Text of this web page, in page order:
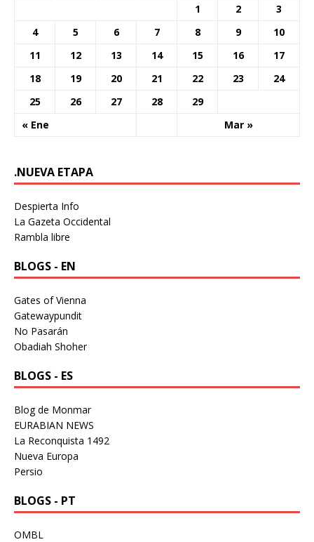
« Ene Mar »
1 2
3
4
5 6 7 8 9
10
11
12 13 14 15 16
17
18
19 20 21 22 23
24
25
26 27 28 29
.NUEVA ETAPA
Despierta Info
La Gazeta Occidental
Rambla libre
BLOGS - EN
Gates of Vienna
Gatewaypundit
No Pasarán
Obadiah Shoher
BLOGS - ES
Blog de Monmar
EURABIAN NEWS
La Reconquista 1492
Nueva Europa
Persio
BLOGS - PT
OMBL